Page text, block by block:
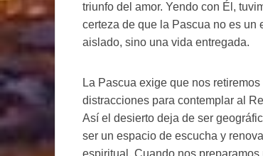
triunfo del amor. Yendo con Él,
certeza de que la Pascua no es un
aislado, sino una vida entregada.
La Pascua exige que nos
distracciones para contemplar al
Así el desierto deja de ser
ser un espacio de escucha y